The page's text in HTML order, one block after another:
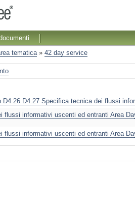
tematica» 42 day service
D4.26 D4.27 Specifica tecnica dei flussi
flussi informativi uscenti ed entranti Area
flussi informativi uscenti ed entranti Area